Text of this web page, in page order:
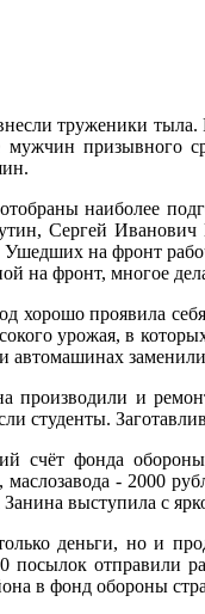
труженики
мужчин призывного
наиболее
Сергей Иванович
на фронт
на фронт, многое
хорошо проявила
урожая, в
автомашинах
и
студенты.
счёт фонда
- 2000
выступила с
деньги, но и
посылок отправили
в фонд обороны